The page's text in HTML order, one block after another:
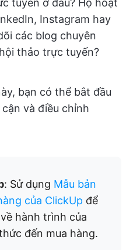
tuyến ở đâu? Họ hoạt
Instagram hay
các blog chuyên
thảo trực tuyến?
bạn có thể bắt đầu
và điều chỉnh
: Sử dụng Mẫu bản
của ClickUp để
hành trình của
đến mua hàng.